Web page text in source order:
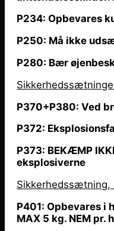
P234: Opbevares
P250: Må ikke
P280: Bær
P370+P380: Ved
P372:
P373: BEKÆMP
eksplosiverne
Sikkerhedssætning,
P401: Opbevares i
MAX 5 kg. NEM pr.